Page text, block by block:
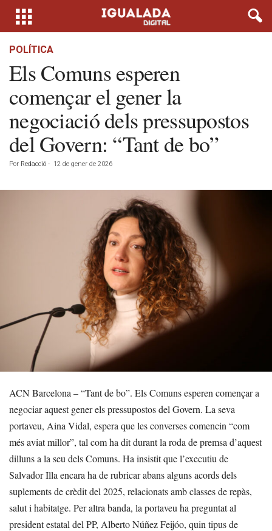
POLÍTICA
Els Comuns esperen
començar el gener la
negociació dels pressupostos
del Govern: “Tant de bo”
Por Redacció - 12 de gener de 2026
ACN Barcelona – “Tant de bo”. Els Comuns esperen començar a
negociar aquest gener els pressupostos del Govern. La seva
portaveu, Aina Vidal, espera que les converses comencin “com
més aviat millor”, tal com ha dit durant la roda de premsa d’aquest
dilluns a la seu dels Comuns. Ha insistit que l’executiu de
Salvador Illa encara ha de rubricar abans alguns acords dels
suplements de crèdit del 2025, relacionats amb classes de repàs,
salut i habitatge. Per altra banda, la portaveu ha preguntat al
president estatal del PP, Alberto Núñez Feijóo, quin tipus de